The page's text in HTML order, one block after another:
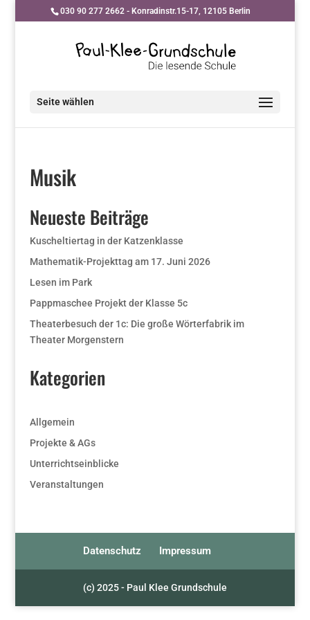
030 90 277 2662 - Konradinstr.15-17, 12105 Berlin
Seite wählen
Musik
Neueste Beiträge
Kuscheltiertag in der Katzenklasse
Mathematik-Projekttag am 17. Juni 2026
Lesen im Park
Pappmaschee Projekt der Klasse 5c
Theaterbesuch der 1c: Die große Wörterfabrik im
Theater Morgenstern
Kategorien
Allgemein
Projekte & AGs
Unterrichtseinblicke
Veranstaltungen
Datenschutz Impressum
(c) 2025 - Paul Klee Grundschule